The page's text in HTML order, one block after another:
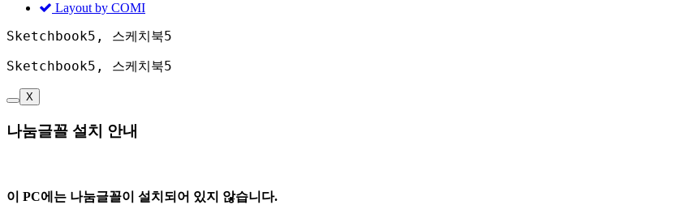
Layout by COMI
Sketchbook5, 스케치북5
Sketchbook5, 스케치북5
X
나눔글꼴 설치 안내
이 PC에는 나눔글꼴이 설치되어 있지 않습니다.